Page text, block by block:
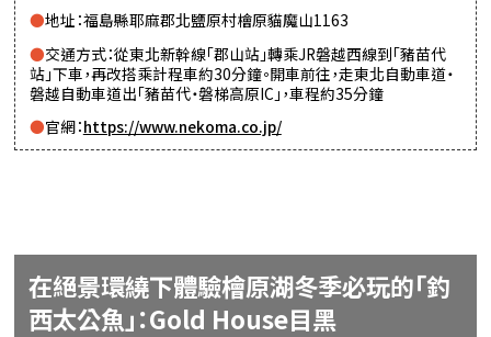
地址：福島縣耶麻郡北鹽原村檜原貓魔山1163
交通方式：從東北新幹線「郡山站」轉乘JR磐越西線到「豬苗代
站」下車，再改搭乘計程車約30分鐘。開車前往，走東北自動車道・
磐越自動車道出「豬苗代・磐梯高原IC」，車程約35分鐘
官網：https://www.nekoma.co.jp/
在絕景環繞下體驗檜原湖冬季必玩的「釣
西太公魚」：Gold House目黑